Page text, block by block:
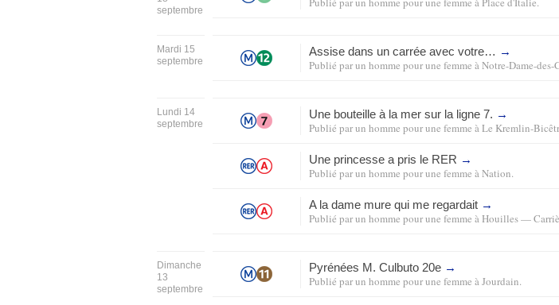
septembre
Mardi 15
septembre
Assise dans un carrée avec votre… →
Publié parun homme pour une femme àNotre-Dame-des-
Lundi 14
septembre
Une bouteille à la mer sur la ligne 7. →
Publié parun homme pour une femme àLe Kremlin-
Une princesse a pris le RER →
Publié parun homme pour une femme àNation.
A la dame mure qui me regardait →
Publié parun homme pour une femme àHouilles —
Dimanche
13
septembre
Pyrénées M. Culbuto 20e →
Publié parun homme pour une femme àJourdain.